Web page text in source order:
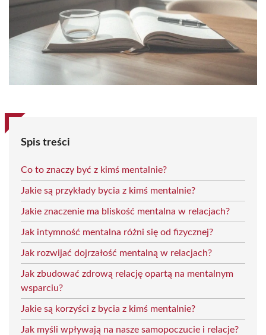
Spis treści
Co to znaczy być z kimś mentalnie?
Jakie są przykłady bycia z kimś mentalnie?
Jakie znaczenie ma bliskość mentalna w relacjach?
Jak intymność mentalna różni się od fizycznej?
Jak rozwijać dojrzałość mentalną w relacjach?
Jak zbudować zdrową relację opartą na mentalnym
wsparciu?
Jakie są korzyści z bycia z kimś mentalnie?
Jak myśli wpływają na nasze samopoczucie i relacje?